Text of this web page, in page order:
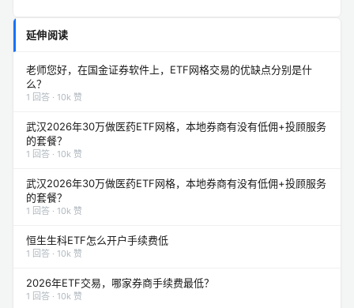
延伸阅读
老师您好，在国金证券软件上，ETF网格交易的优缺点分别是什
么？
1 回答 · 10k 赞
武汉2026年30万做医药ETF网格，本地券商有没有低佣+投顾服务
的套餐？
1 回答 · 10k 赞
武汉2026年30万做医药ETF网格，本地券商有没有低佣+投顾服务
的套餐？
1 回答 · 10k 赞
恒生生科ETF怎么开户手续费低
1 回答 · 10k 赞
2026年ETF交易，哪家券商手续费最低？
1 回答 · 10k 赞